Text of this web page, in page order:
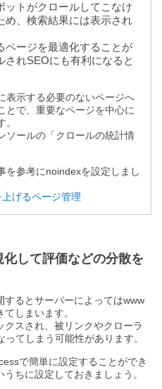
ットがクロールしてこなけ
め、検索結果には表示され
ページを最適化することが
されSEOにも有利になると
表示する必要のないページへ
とで、重要なページを中心に
ソールの「クロールの統計情
を参考にnoindexを設定しまし
げるページ管理
して評価などの分散を
するとサーバーによってはwww
しまいます。
スされ、被リンクやクローラ
てしまう可能性があります。
で簡単に設定することができ
ちに設定しておきましょう。